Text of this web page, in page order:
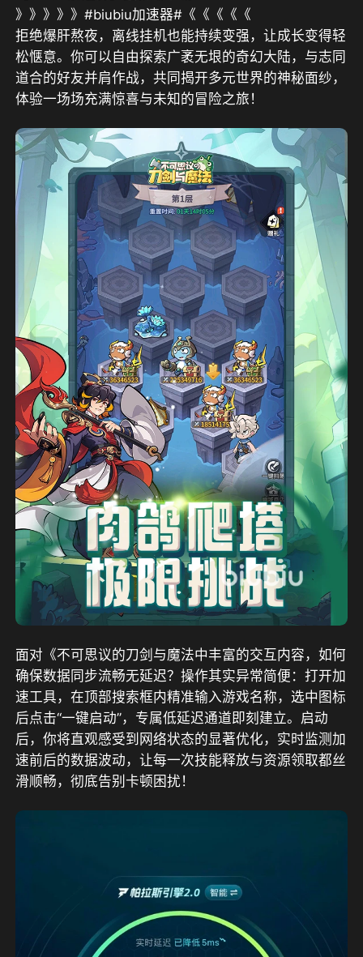
》》》》》#biubiu加速器#《《《《《
拒绝爆肝熬夜，离线挂机也能持续变强，让成长变得轻
松惬意。你可以自由探索广袤无垠的奇幻大陆，与志同
道合的好友并肩作战，共同揭开多元世界的神秘面纱，
体验一场场充满惊喜与未知的冒险之旅！
面对《不可思议的刀剑与魔法中丰富的交互内容，如何
确保数据同步流畅无延迟？操作其实异常简便：打开加
速工具，在顶部搜索框内精准输入游戏名称，选中图标
后点击“一键启动”，专属低延迟通道即刻建立。启动
后，你将直观感受到网络状态的显著优化，实时监测加
速前后的数据波动，让每一次技能释放与资源领取都丝
滑顺畅，彻底告别卡顿困扰！